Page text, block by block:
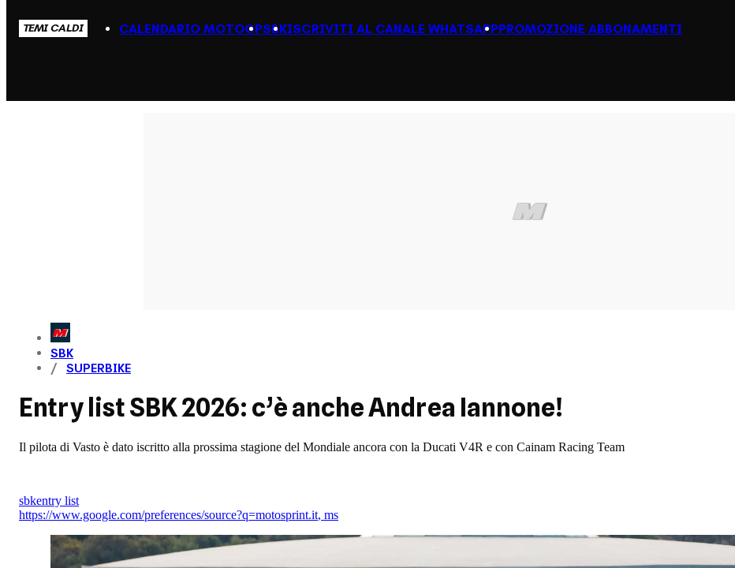
TEMI CALDI CALENDARIO MOTOGPSBKISCRIVITI AL CANALE WHATSAPPPROMOZIONE ABBONAMENTI
SBK
SUPERBIKE
Entry list SBK 2026: c’è anche Andrea Iannone!
Il pilota di Vasto è dato iscritto alla prossima stagione del Mondiale ancora con la Ducati V4R e con Cainam Racing Team
sbkentry list
https://www.google.com/preferences/source?q=motosprint.it, ms